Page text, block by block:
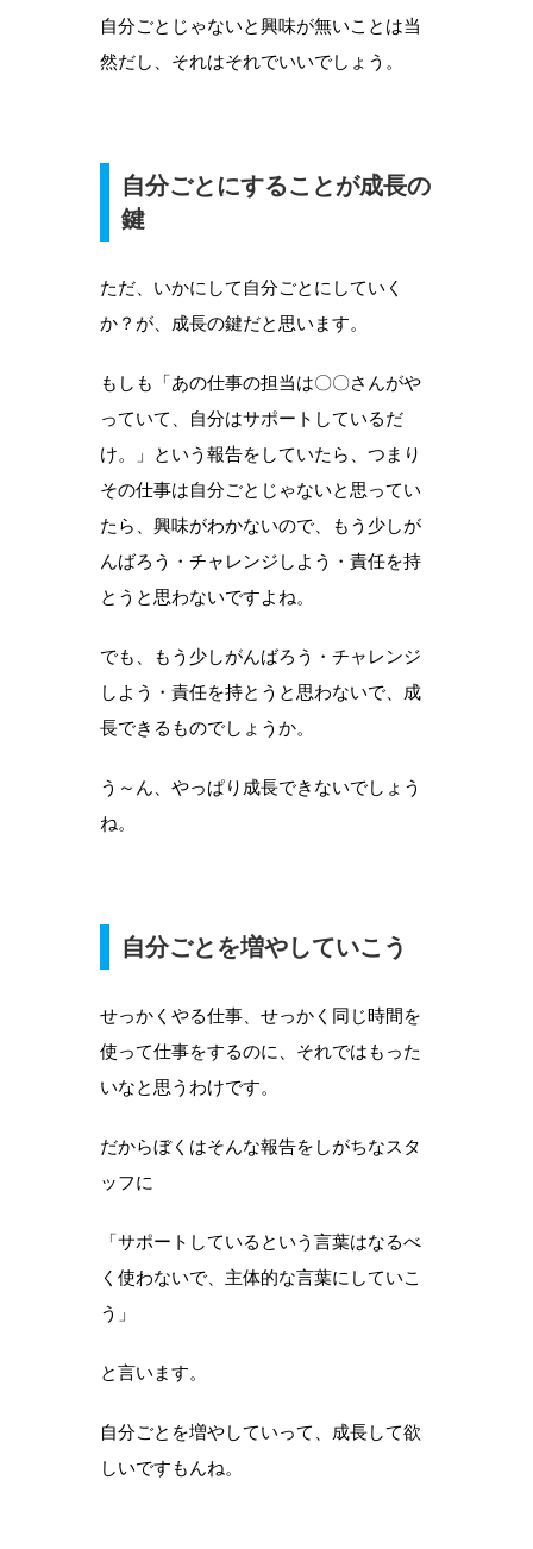
自分ごとじゃないと興味が無いことは当
然だし、それはそれでいいでしょう。
自分ごとにすることが成長の
鍵
ただ、いかにして自分ごとにしていく
か？が、成長の鍵だと思います。
もしも「あの仕事の担当は〇〇さんがや
っていて、自分はサポートしているだ
け。」という報告をしていたら、つまり
その仕事は自分ごとじゃないと思ってい
たら、興味がわかないので、もう少しが
んばろう・チャレンジしよう・責任を持
とうと思わないですよね。
でも、もう少しがんばろう・チャレンジ
しよう・責任を持とうと思わないで、成
長できるものでしょうか。
う～ん、やっぱり成長できないでしょう
ね。
自分ごとを増やしていこう
せっかくやる仕事、せっかく同じ時間を
使って仕事をするのに、それではもった
いなと思うわけです。
だからぼくはそんな報告をしがちなスタ
ッフに
「サポートしているという言葉はなるべ
く使わないで、主体的な言葉にしていこ
う」
と言います。
自分ごとを増やしていって、成長して欲
しいですもんね。